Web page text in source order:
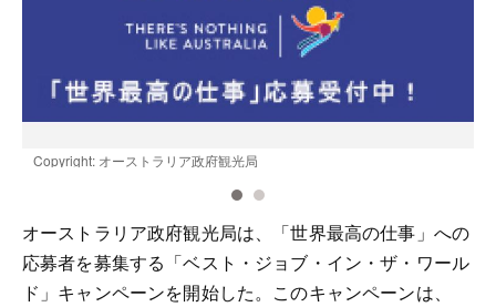
Copyright: オーストラリア政府観光局
オーストラリア政府観光局は、「世界最高の仕事」への
応募者を募集する「ベスト・ジョブ・イン・ザ・ワール
ド」キャンペーンを開始した。このキャンペーンは、